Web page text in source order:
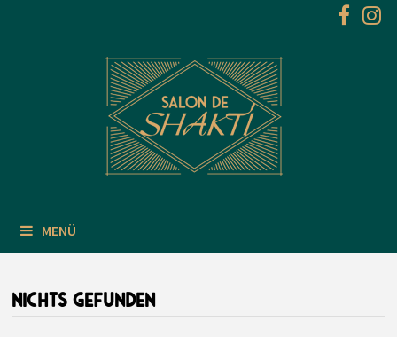
MENÜ
NICHTS GEFUNDEN